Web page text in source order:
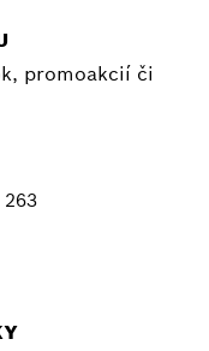
promoakcií či
263